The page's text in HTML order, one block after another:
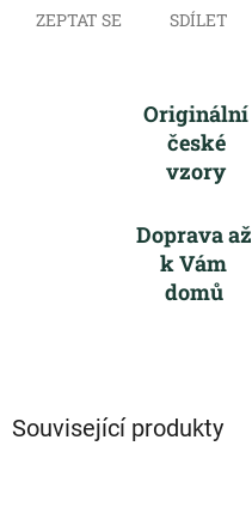
ZEPTAT SE SDÍLET
Originální
české
vzory
Doprava až
k Vám
domů
Související produkty